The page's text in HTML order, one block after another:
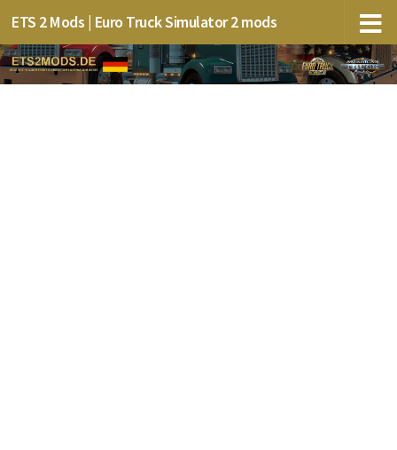
ETS 2 Mods | Euro Truck Simulator 2 mods